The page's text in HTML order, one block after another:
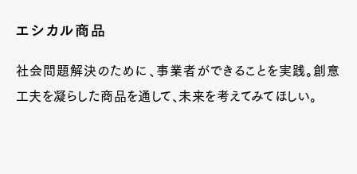
エシカル商品
社会問題解決のために、事業者ができることを実践。創意
工夫を凝らした商品を通して、未来を考えてみてほしい。